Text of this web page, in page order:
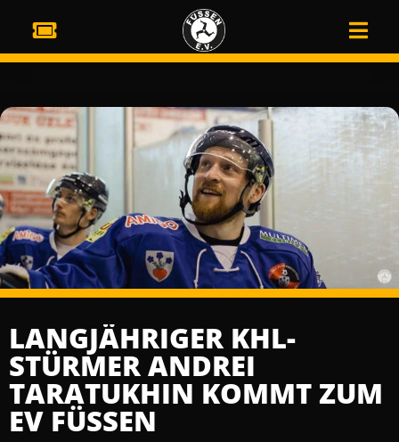
LANGJÄHRIGER KHL-
STÜRMER ANDREI
TARATUKHIN KOMMT ZUM
EV FÜSSEN